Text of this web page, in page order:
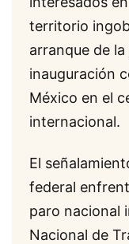
territorio
arranque de
inauguración
México en el
internacional.
El
federal
paro nacional
Nacional de